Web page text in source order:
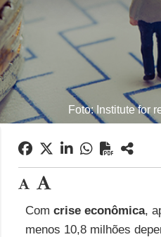
Foto: Institute for
Com crise econômica,
menos 10,8 milhões